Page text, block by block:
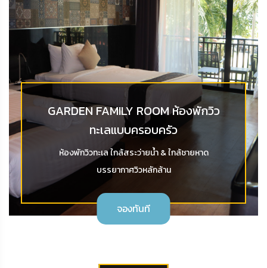
GARDEN FAMILY ROOM ห้องพักวิว
ทะเลแบบครอบครัว
ห้องพักวิวทะเล ใกล้สระว่ายน้ำ & ใกล้ชายหาด
บรรยากาศวิวหลักล้าน
จองทันที